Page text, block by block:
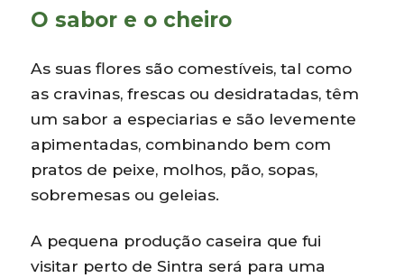
O sabor e o cheiro
As suas flores são comestíveis, tal como
as cravinas, frescas ou desidratadas, têm
um sabor a especiarias e são levemente
apimentadas, combinando bem com
pratos de peixe, molhos, pão, sopas,
sobremesas ou geleias.
A pequena produção caseira que fui
visitar perto de Sintra será para uma